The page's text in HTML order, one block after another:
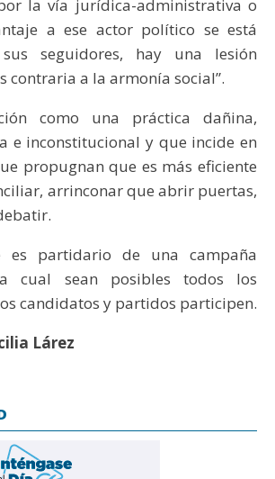
la vía jurídica-administrativa o
a ese actor político se está
seguidores, hay una lesión
contraria a la armonía social”.
como una práctica dañina,
e inconstitucional y que incide en
propugnan que es más eficiente
arrinconar que abrir puertas,
es partidario de una campaña
cual sean posibles todos los
candidatos y partidos participen.
Lárez